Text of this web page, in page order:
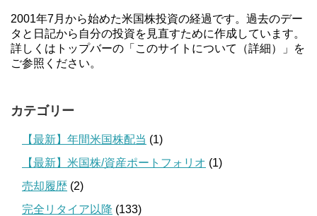
2001年7月から始めた米国株投資の経過です。過去のデー
タと日記から自分の投資を見直すために作成しています。
詳しくはトップバーの「このサイトについて（詳細）」を
ご参照ください。
カテゴリー
【最新】年間米国株配当 (1)
【最新】米国株/資産ポートフォリオ (1)
売却履歴 (2)
完全リタイア以降 (133)